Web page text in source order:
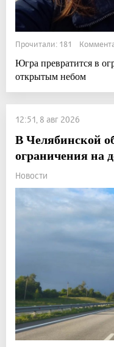
Прочитали: 181
Югра превратится в
открытым небом
12:51, 8 авг 2026
В Челябинской
ограничения на
Новости